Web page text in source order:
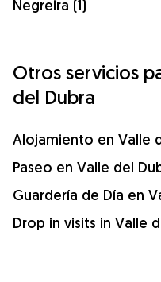
Negreira (1)
Otros servicios
del Dubra
Alojamiento en Valle
Paseo en Valle del
Guardería de Día en
Drop in visits in Valle